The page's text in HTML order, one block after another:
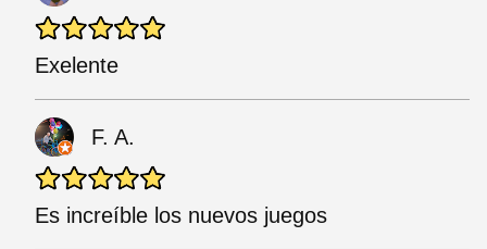
Exelente
F. A.
Es increíble los nuevos juegos